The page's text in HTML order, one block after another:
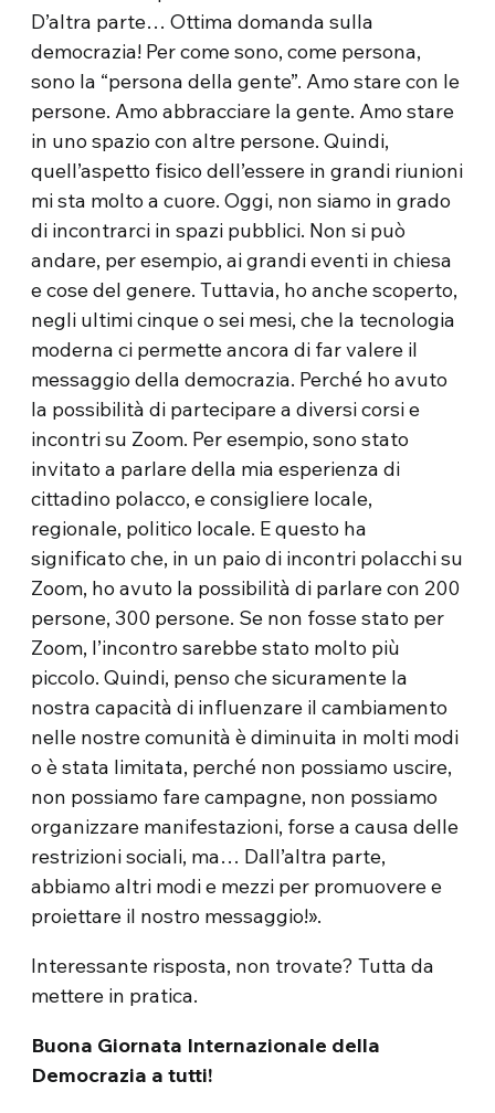
D’altra parte… Ottima domanda sulla
democrazia! Per come sono, come persona,
sono la “persona della gente”. Amo stare con le
persone. Amo abbracciare la gente. Amo stare
in uno spazio con altre persone. Quindi,
quell’aspetto fisico dell’essere in grandi riunioni
mi sta molto a cuore. Oggi, non siamo in grado
di incontrarci in spazi pubblici. Non si può
andare, per esempio, ai grandi eventi in chiesa
e cose del genere. Tuttavia, ho anche scoperto,
negli ultimi cinque o sei mesi, che la tecnologia
moderna ci permette ancora di far valere il
messaggio della democrazia. Perché ho avuto
la possibilità di partecipare a diversi corsi e
incontri su Zoom. Per esempio, sono stato
invitato a parlare della mia esperienza di
cittadino polacco, e consigliere locale,
regionale, politico locale. E questo ha
significato che, in un paio di incontri polacchi su
Zoom, ho avuto la possibilità di parlare con 200
persone, 300 persone. Se non fosse stato per
Zoom, l’incontro sarebbe stato molto più
piccolo. Quindi, penso che sicuramente la
nostra capacità di influenzare il cambiamento
nelle nostre comunità è diminuita in molti modi
o è stata limitata, perché non possiamo uscire,
non possiamo fare campagne, non possiamo
organizzare manifestazioni, forse a causa delle
restrizioni sociali, ma… Dall’altra parte,
abbiamo altri modi e mezzi per promuovere e
proiettare il nostro messaggio!».
Interessante risposta, non trovate? Tutta da
mettere in pratica.
Buona Giornata Internazionale della
Democrazia a tutti!